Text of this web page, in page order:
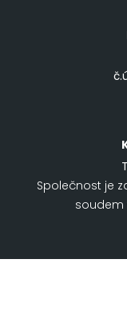
Společnost je
soudem